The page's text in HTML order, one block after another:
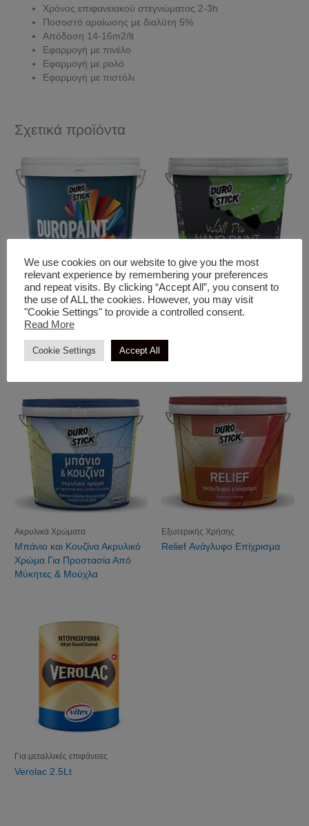
Χρόνος επιφανειακού στεγνώματος 2-3h
Ποσοστό αραίωσης με διαλύτη 5%
Απόδοση 14-16m2/lt
Εφαρμογή με πινέλο
Εφαρμογή με ρολό
Εφαρμογή με πιστόλι
Σχετικά προϊόντα
Ακρυλικά Χρώματα
Duropaint-PU Υβριδικό,
Ακρυλικό Πολυουρεθανικό
Ακρυλικά Χρώματα
Wall Pro Nano Paint
Ακρυλικά Χρώματα
Μπάνιο και Κουζίνα Ακρυλικό
Χρώμα Για Προστασία Από
Μύκητες & Μούχλα
Εξωτερικής Χρήσης
Relief Ανάγλυφο Επίχρισμα
Για μεταλλικές επιφάνειες
Verolac 2.5Lt
We use cookies on our website to give you the most
relevant experience by remembering your preferences
and repeat visits. By clicking “Accept All”, you consent to
the use of ALL the cookies. However, you may visit
"Cookie Settings" to provide a controlled consent.
Read More
Cookie Settings Accept All